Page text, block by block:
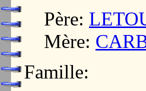
Père:
Mère:
Famille: